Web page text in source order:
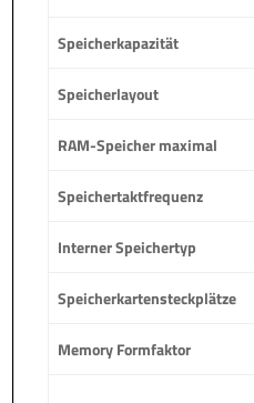
Speicherkapazität
Speicherlayout
RAM-Speicher maximal
Speichertaktfrequenz
Interner Speichertyp
Speicherkartensteckplätze
Memory Formfaktor